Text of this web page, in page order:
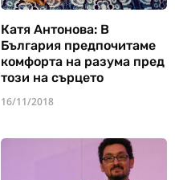
Катя Антонова: В
България предпочитаме
комфорта на разума пред
този на сърцето
16/11/2018